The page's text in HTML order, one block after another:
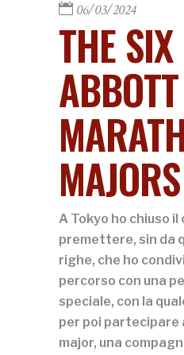
06/03/2024
THE
MAJORS
A Tokyo ho chiuso
premettere, sin da
righe, che ho
percorso con una
speciale, con la
per poi partecipare
major, una